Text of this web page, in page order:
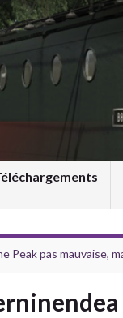
Peak pas mauvaise,